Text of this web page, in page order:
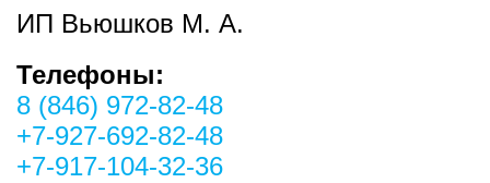
ИП Вьюшков М. А.
Телефоны:
8 (846) 972-82-48
+7-927-692-82-48
+7-917-104-32-36